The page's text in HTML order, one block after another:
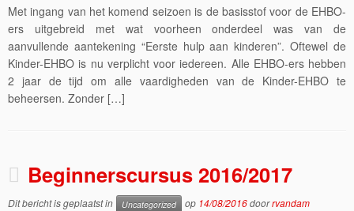
Met ingang van het komend seizoen is de basisstof voor de EHBO-
ers uitgebreid met wat voorheen onderdeel was van de
aanvullende aantekening “Eerste hulp aan kinderen”. Oftewel de
Kinder-EHBO is nu verplicht voor iedereen. Alle EHBO-ers hebben
2 jaar de tijd om alle vaardigheden van de Kinder-EHBO te
beheersen. Zonder […]
Beginnerscursus 2016/2017
Dit bericht is geplaatst in Uncategorized op 14/08/2016doorrvandam